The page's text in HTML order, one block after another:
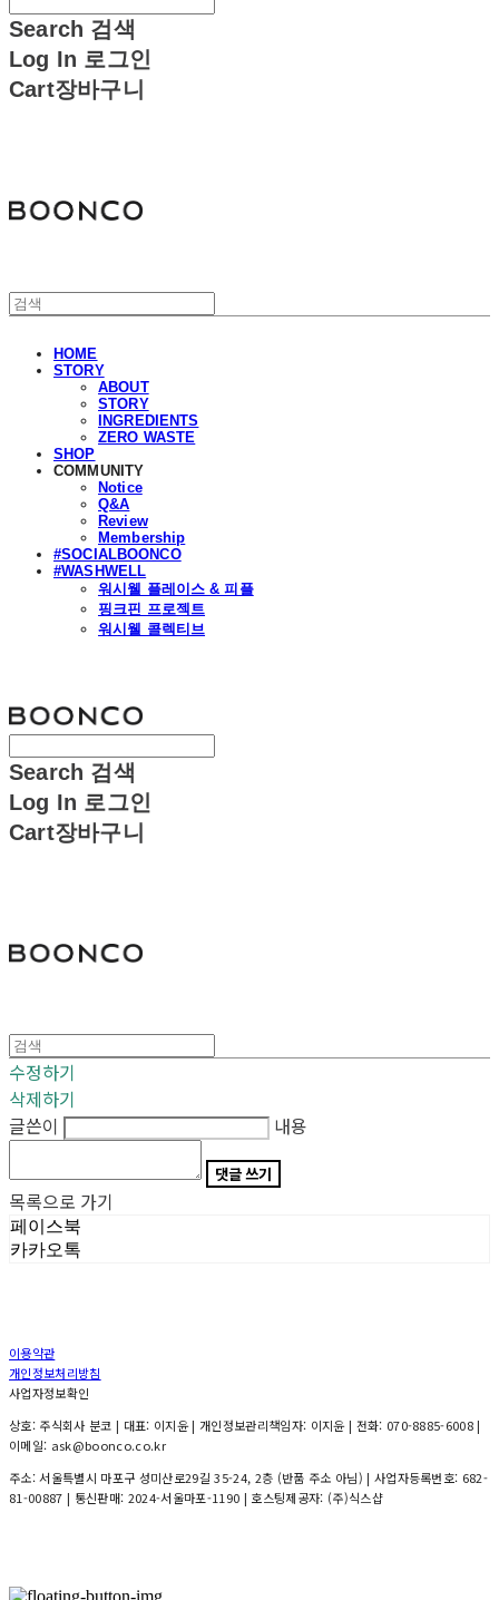
Search 검색
Log In 로그인
Cart장바구니
HOME
STORY
ABOUT
STORY
INGREDIENTS
ZERO WASTE
SHOP
COMMUNITY
Notice
Q&A
Review
Membership
#SOCIALBOONCO
#WASHWELL
워시웰 플레이스 & 피플
핑크핀 프로젝트
워시웰 콜렉티브
Search 검색
Log In 로그인
Cart장바구니
수정하기
삭제하기
글쓴이
내용
댓글 쓰기
목록으로 가기
페이스북
카카오톡
이용약관
개인정보처리방침
사업자정보확인
상호: 주식회사 분코 | 대표: 이지윤 | 개인정보관리책임자: 이지윤 | 전화: 070-8885-6008 |
이메일: ask@boonco.co.kr
주소: 서울특별시 마포구 성미산로29길 35-24, 2층 (반품 주소 아님) | 사업자등록번호: 682-
81-00887 | 통신판매: 2024-서울마포-1190 | 호스팅제공자: (주)식스샵